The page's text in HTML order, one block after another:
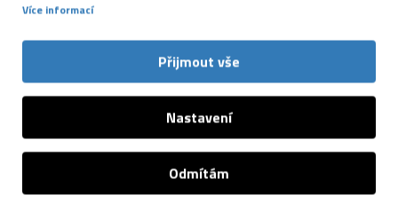
ekologickou stopou. Jejich produkty jsou lehké,
prodyšné, příjemné na kůži a spolehlivě fungují při
běhu, turistice i každodenním nošení.
Více o značce →
Více informací
Přijmout vše
Nastavení
Odmítám